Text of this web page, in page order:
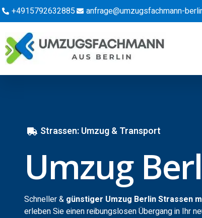
+4915792632885 anfrage@umzugsfachmann-
Strassen: Umzug & Transport
Umzug
Schneller & günstiger Umzug Berlin Strassen
erleben Sie einen reibungslosen Übergang in Ihr